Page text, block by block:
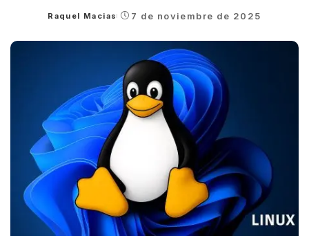
Posted
Raquel Macias 7 de noviembre de 2025